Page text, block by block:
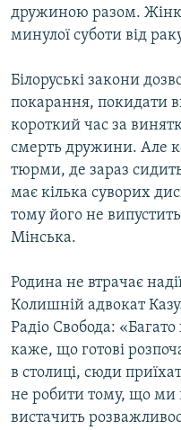
дружиною разом.
минулої суботи від
Білоруські закони
покарання, покидати
короткий час за
смерть дружини. Але
тюрми, де зараз
має кілька суворих
тому його не
Мінська.
Родина не втрачає
Колишній адвокат
Радіо Свобода: «Багато
каже, що готові
в столиці, сюди
не робити тому, що ми
вистачить